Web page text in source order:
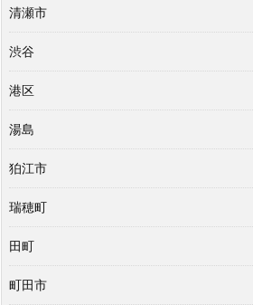
清瀬市
渋谷
港区
湯島
狛江市
瑞穂町
田町
町田市